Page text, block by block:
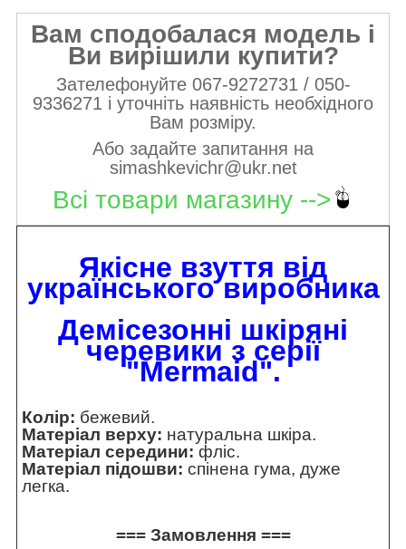
Вам сподобалася модель і
Ви вирішили купити?
Зателефонуйте 067-9272731 / 050-
9336271 і уточніть наявність необхідного
Вам розміру.
Або задайте запитання на
simashkevichr@ukr.net
Всі товари магазину -->
Якісне взуття від
українського виробника
Демісезонні шкіряні
черевики з серії
"Mermaid".
Колір: бежевий.
Матеріал верху: натуральна шкіра.
Матеріал середини: фліс.
Матеріал підошви: спінена гума, дуже
легка.
=== Замовлення ===